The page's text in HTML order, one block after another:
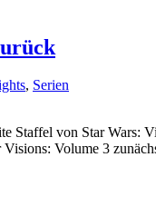
, Serien
Staffel von Star
Volume 3